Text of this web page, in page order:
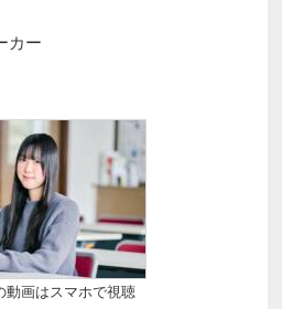
カー
動画はスマホで視聴